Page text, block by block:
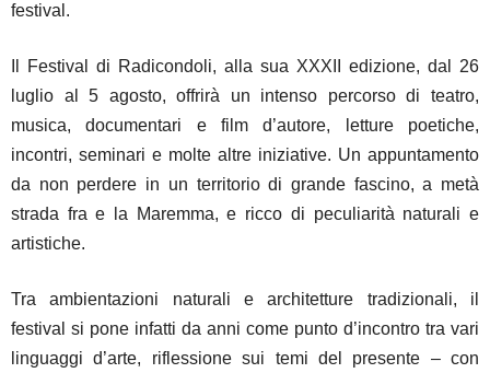
festival.
Il Festival di Radicondoli, alla sua XXXII edizione, dal 26
luglio al 5 agosto, offrirà un intenso percorso di teatro,
musica, documentari e film d’autore, letture poetiche,
incontri, seminari e molte altre iniziative. Un appuntamento
da non perdere in un territorio di grande fascino, a metà
strada fra e la Maremma, e ricco di peculiarità naturali e
artistiche.
Tra ambientazioni naturali e architetture tradizionali, il
festival si pone infatti da anni come punto d’incontro tra vari
linguaggi d’arte, riflessione sui temi del presente – con